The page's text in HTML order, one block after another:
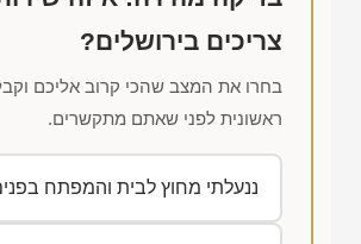
צריכים בירושלים?
בחרו את המצב שהכי קרוב אליכם
ראשונית לפני שאתם מתקשרים.
ננעלתי מחוץ לבית והמפתח